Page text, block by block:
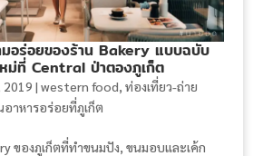
มอร่อยของร้าน Bakery แบบฉบับ
ม่ที่ Central ป่าตองภูเก็ต
2019 | western food, ท่องเที่ยว-ถ่าย
อาหารอร่อยที่ภูเก็ต
ของภูเก็ตที่ทำขนมปัง, ขนมอบและเค้ก